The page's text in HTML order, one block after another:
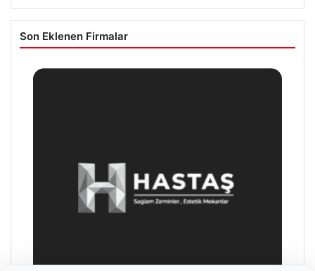
Son Eklenen Firmalar